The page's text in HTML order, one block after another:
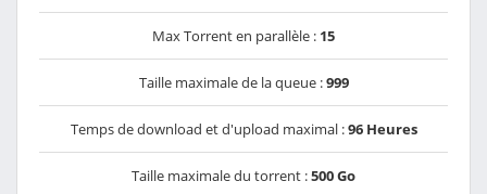
Max Torrent en parallèle : 15
Taille maximale de la queue :999
Temps de download et d'upload maximal :96 Heures
Taille maximale du torrent :500 Go